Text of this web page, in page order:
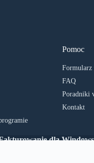
Pomoc
Formularz
FAQ
Poradniki
Kontakt
dla Windows